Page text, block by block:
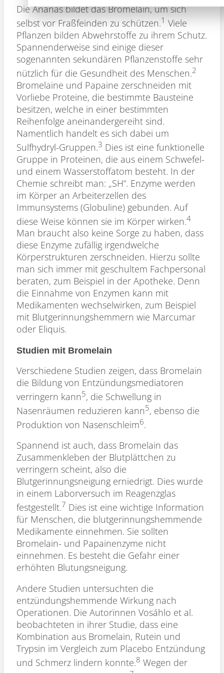
Die Ananas bildet das Bromelain, um sich
selbst vor Fraßfeinden zu schützen.1 Viele
Pflanzen bilden Abwehrstoffe zu ihrem Schutz.
Spannenderweise sind einige dieser
sogenannten sekundären Pflanzenstoffe sehr
nützlich für die Gesundheit des Menschen.2
Bromelaine und Papaine zerschneiden mit
Vorliebe Proteine, die bestimmte Bausteine
besitzen, welche in einer bestimmten
Reihenfolge aneinandergereiht sind.
Namentlich handelt es sich dabei um
Sulfhydryl-Gruppen.3 Dies ist eine funktionelle
Gruppe in Proteinen, die aus einem Schwefel-
und einem Wasserstoffatom besteht. In der
Chemie schreibt man: „SH“. Enzyme werden
im Körper an Arbeiterzellen des
Immunsystems (Globuline) gebunden. Auf
diese Weise können sie im Körper wirken.4
Man braucht also keine Sorge zu haben, dass
diese Enzyme zufällig irgendwelche
Körperstrukturen zerschneiden. Hierzu sollte
man sich immer mit geschultem Fachpersonal
beraten, zum Beispiel in der Apotheke. Denn
die Einnahme von Enzymen kann mit
Medikamenten wechselwirken, zum Beispiel
mit Blutgerinnungshemmern wie Marcumar
oder Eliquis.
Studien mit Bromelain
Verschiedene Studien zeigen, dass Bromelain
die Bildung von Entzündungsmediatoren
verringern kann5, die Schwellung in
Nasenräumen reduzieren kann5, ebenso die
Produktion von Nasenschleim6.
Spannend ist auch, dass Bromelain das
Zusammenkleben der Blutplättchen zu
verringern scheint, also die
Blutgerinnungsneigung erniedrigt. Dies wurde
in einem Laborversuch im Reagenzglas
festgestellt.7 Dies ist eine wichtige Information
für Menschen, die blutgerinnungshemmende
Medikamente einnehmen. Sie sollten
Bromelain- und Papainenzyme nicht
einnehmen. Es besteht die Gefahr einer
erhöhten Blutungsneigung.
Andere Studien untersuchten die
entzündungshemmende Wirkung nach
Operationen. Die Autorïnnen Vosáhlo et al.
beobachteten in ihrer Studie, dass eine
Kombination aus Bromelain, Rutein und
Trypsin im Vergleich zum Placebo Entzündung
und Schmerz lindern konnte.8 Wegen der